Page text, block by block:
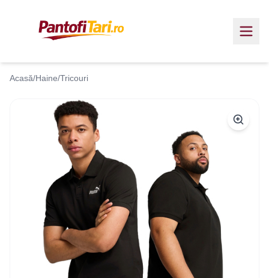
Acasă/Haine/Tricouri